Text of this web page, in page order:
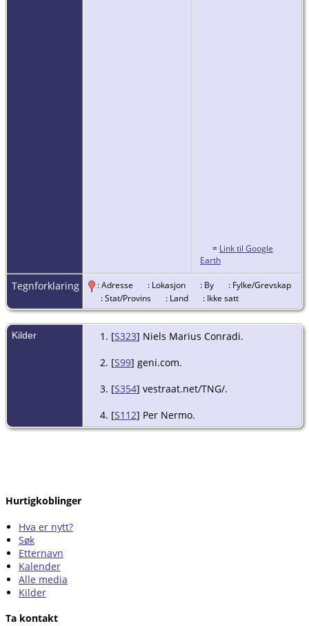
= Link til Google
Earth
Tegnforklaring : Adresse : Lokasjon : By
: Fylke/Grevskap
: Stat/Provins
: Land : Ikke satt
Kilder [S323] Niels Marius Conradi.
[S99] geni.com.
[S354] vestraat.net/TNG/.
[S112] Per Nermo.
Hurtigkoblinger
Hva er nytt?
Søk
Etternavn
Kalender
Alle media
Kilder
Ta kontakt